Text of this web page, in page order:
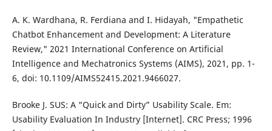
A. K. Wardhana, R. Ferdiana and I. Hidayah, "Empathetic
Chatbot Enhancement and Development: A Literature
Review," 2021 International Conference on Artificial
Intelligence and Mechatronics Systems (AIMS), 2021, pp. 1-
6, doi: 10.1109/AIMS52415.2021.9466027.
Brooke J. SUS: A “Quick and Dirty” Usability Scale. Em:
Usability Evaluation In Industry [Internet]. CRC Press; 1996